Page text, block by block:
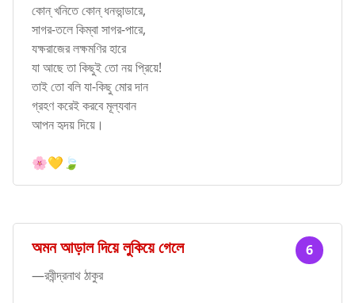
কোন্ খনিতে কোন্ ধনভান্ডারে,
সাগর-তলে কিম্বা সাগর-পারে,
যক্ষরাজের লক্ষমণির হারে
যা আছে তা কিছুই তো নয় প্রিয়ে!
তাই তো বলি যা-কিছু মোর দান
গ্রহণ করেই করবে মূল্যবান
আপন হৃদয় দিয়ে।
🌸💛🍃
6
অমন আড়াল দিয়ে লুকিয়ে গেলে
—রবীন্দ্রনাথ ঠাকুর